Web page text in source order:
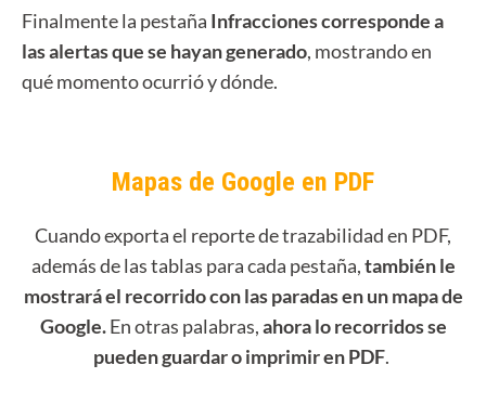
Finalmente la pestaña Infracciones corresponde a
las alertas que se hayan generado, mostrando en
qué momento ocurrió y dónde.
Mapas de Google en PDF
Cuando exporta el reporte de trazabilidad en PDF,
además de las tablas para cada pestaña,también le
mostrará el recorrido con las paradas en un mapa de
Google. En otras palabras,ahora lo recorridos se
pueden guardar o imprimir en PDF.